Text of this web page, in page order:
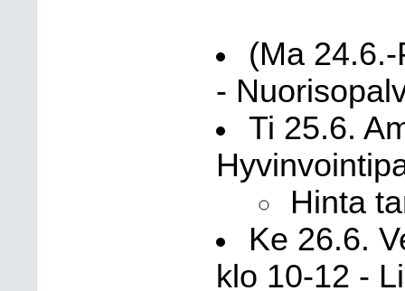
(Ma
-
Ti 25.6.
Hinta
Ke 26.6.
klo 10-12 -